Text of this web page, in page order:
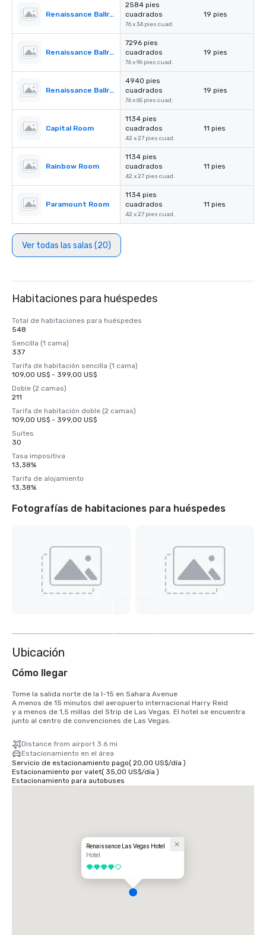
Renaissance Ballroom - Section lll
2584 pies
cuadrados
76 x 34 pies cuad.
19 pies
Renaissance Ballroom - Section I & II
7296 pies
cuadrados
76 x 96 pies cuad.
19 pies
Renaissance Ballroom - Section II & III
4940 pies
cuadrados
76 x 65 pies cuad.
19 pies
Capital Room
1134 pies
cuadrados
42 x 27 pies cuad.
11 pies
Rainbow Room
1134 pies
cuadrados
42 x 27 pies cuad.
11 pies
Paramount Room
1134 pies
cuadrados
42 x 27 pies cuad.
11 pies
Ver todas las salas (20)
Habitaciones para huéspedes
Total de habitaciones para huéspedes
548
Sencilla (1 cama)
337
Tarifa de habitación sencilla (1 cama)
109,00 US$ - 399,00 US$
Doble (2 camas)
211
Tarifa de habitación doble (2 camas)
109,00 US$ - 399,00 US$
Suites
30
Tasa impositiva
13,38%
Tarifa de alojamiento
13,38%
Fotografías de habitaciones para huéspedes
Ubicación
Cómo llegar
Tome la salida norte de la I-15 en Sahara Avenue
A menos de 15 minutos del aeropuerto internacional Harry Reid
y a menos de 1,5 millas del Strip de Las Vegas. El hotel se encuentra
junto al centro de convenciones de Las Vegas.
Distance from airport 3.6 mi
Estacionamiento en el área
Servicio de estacionamiento pago( 20,00 US$/día )
Estacionamiento por valet( 35,00 US$/día )
Estacionamiento para autobuses
Renaissance Las Vegas Hotel
Hotel
4 de 5